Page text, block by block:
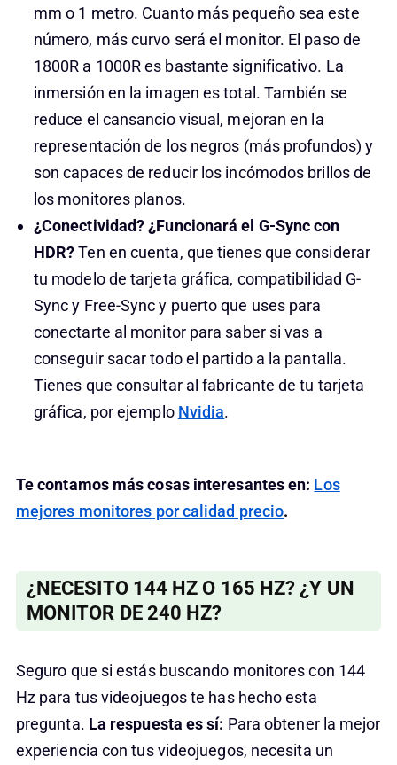
mm o 1 metro. Cuanto más pequeño sea este
número, más curvo será el monitor. El paso de
1800R a 1000R es bastante significativo. La
inmersión en la imagen es total. También se
reduce el cansancio visual, mejoran en la
representación de los negros (más profundos) y
son capaces de reducir los incómodos brillos de
los monitores planos.
¿Conectividad? ¿Funcionará el G-Sync con
HDR?Ten en cuenta, que tienes que considerar
tu modelo de tarjeta gráfica, compatibilidad G-
Sync y Free-Sync y puerto que uses para
conectarte al monitor para saber si vas a
conseguir sacar todo el partido a la pantalla.
Tienes que consultar al fabricante de tu tarjeta
gráfica, por ejemplo Nvidia.
Te contamos más cosas interesantes en: Los
mejores monitores por calidad precio.
¿NECESITO 144 HZ O 165 HZ? ¿Y UN
MONITOR DE 240 HZ?
Seguro que si estás buscando monitores con 144
Hz para tus videojuegos te has hecho esta
pregunta. La respuesta es sí: Para obtener la mejor
experiencia con tus videojuegos, necesita un